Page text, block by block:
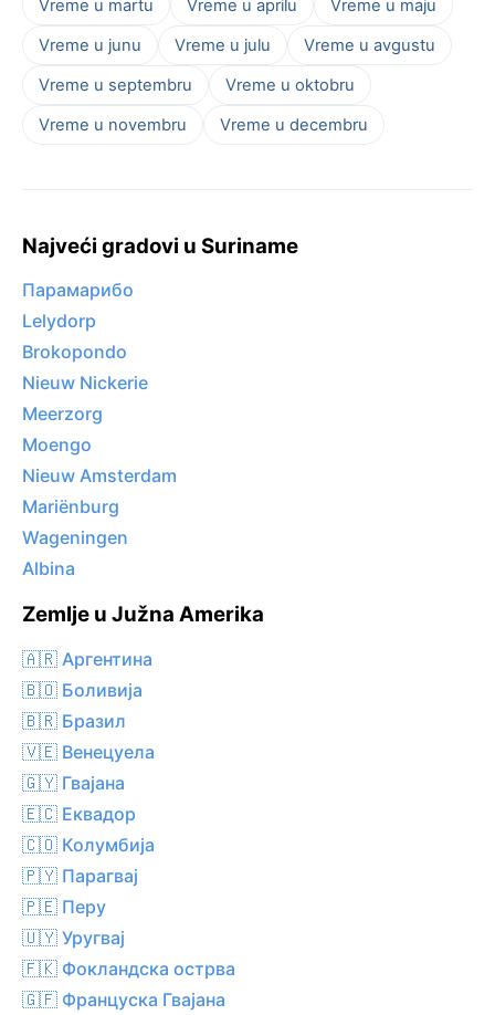
Vreme u martu Vreme u aprilu
Vreme u maju
Vreme u junu
Vreme u julu
Vreme u avgustu
Vreme u septembru
Vreme u oktobru
Vreme u novembru
Vreme u decembru
Najveći gradovi u Suriname
Парамарибо
Lelydorp
Brokopondo
Nieuw Nickerie
Meerzorg
Moengo
Nieuw Amsterdam
Mariënburg
Wageningen
Albina
Zemlje u Južna Amerika
🇦🇷 Аргентина
🇧🇴 Боливија
🇧🇷 Бразил
🇻🇪 Венецуела
🇬🇾 Гвајана
🇪🇨 Еквадор
🇨🇴 Колумбија
🇵🇾 Парагвај
🇵🇪 Перу
🇺🇾 Уругвај
🇫🇰 Фокландска острва
🇬🇫 Француска Гвајана